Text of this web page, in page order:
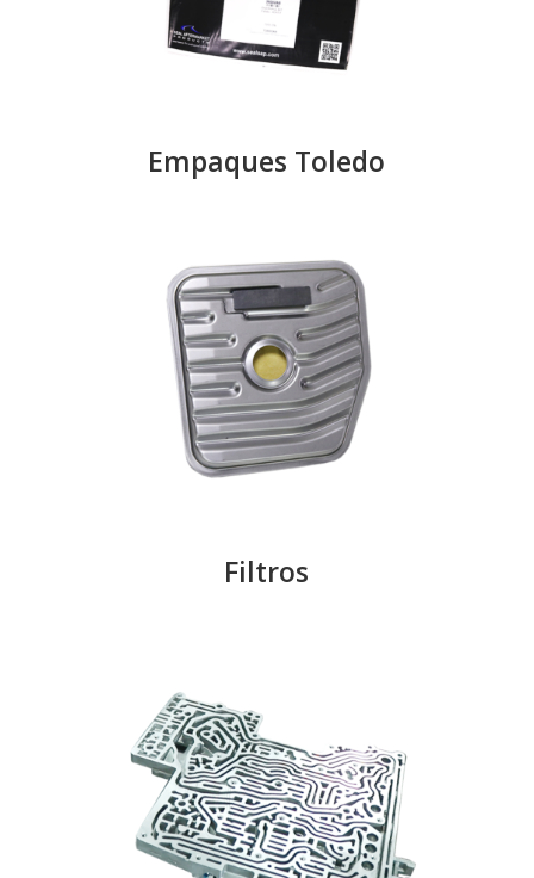
Empaques Toledo
Filtros